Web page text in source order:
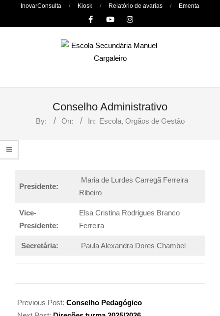
InovarConsulta Kiosk Relatório de avarias Ementa
Primary
Conselho Administrativo
By: On: In: Escola, Orgãos de Gestão
Presidente:
Maria de Lurdes Carregã Ferreira
Ribeiro
Vice-
Presidente:
Elsa Cristina Rodrigues Branco
Ferreira
Secretária: Paula Alexandra Dores Chambel
Previous Post: Conselho Pedagógico